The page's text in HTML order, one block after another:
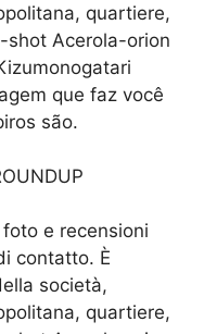
quartiere,
shot Acerola-orion
que faz você
são.
e recensioni
contatto. È
società,
quartiere,